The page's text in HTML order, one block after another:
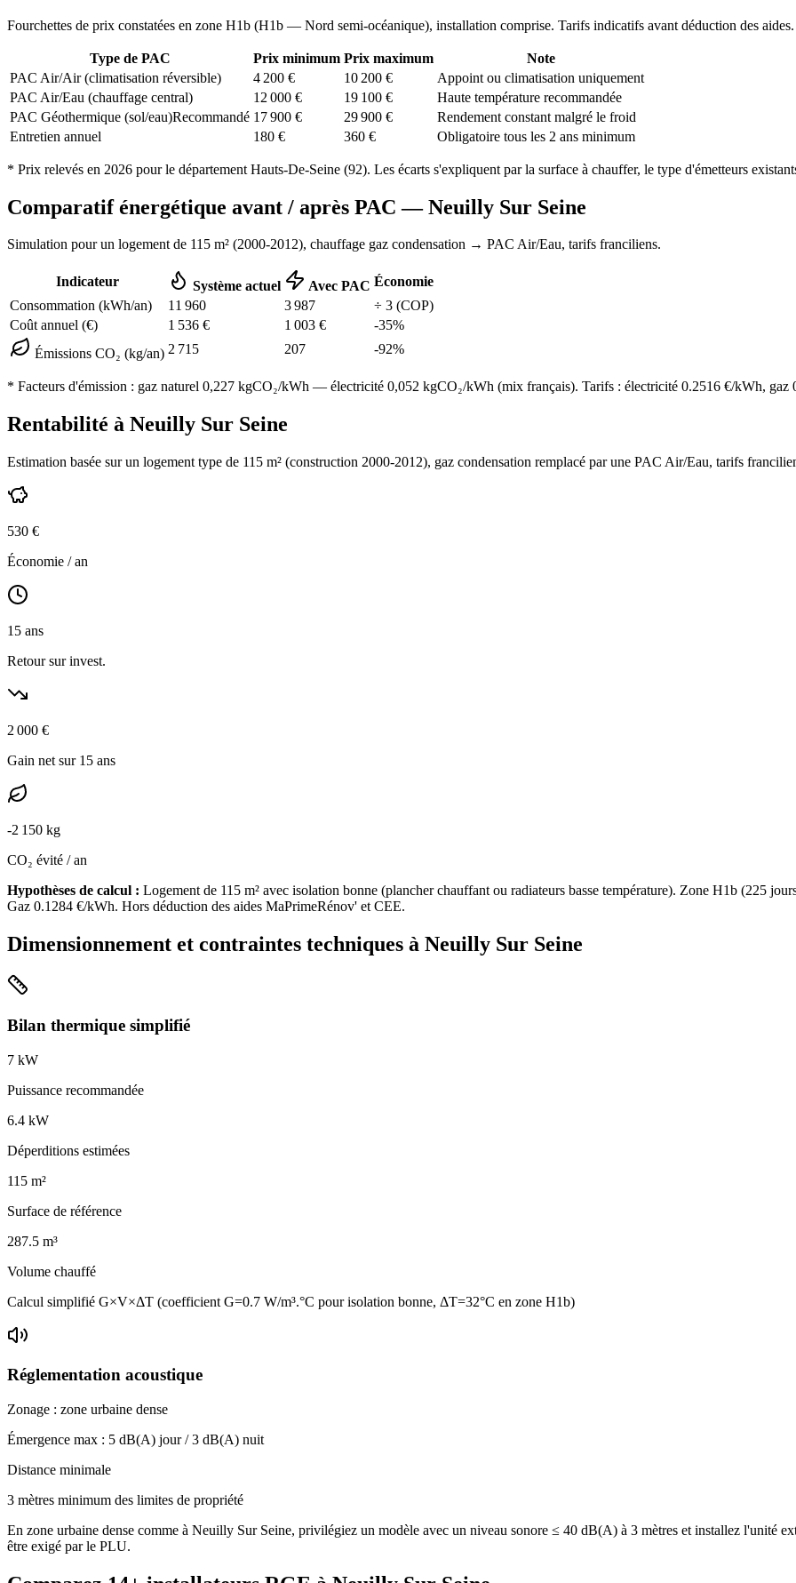
Fourchettes de prix constatées en zone H1b (H1b — Nord semi-océanique), installation comprise. Tarifs indicatifs avant déduction des aides.
Type de PAC Prix minimum Prix maximum
Note
PAC Air/Air (climatisation réversible)
4 200 € 10 200 €
Appoint ou climatisation uniquement
PAC Air/Eau (chauffage central)
12 000 € 19 100 €
Haute température recommandée
PAC Géothermique (sol/eau)Recommandé 17 900 € 29 900 €
Rendement constant malgré le froid
Entretien annuel
180 € 360 € Obligatoire tous les 2 ans minimum
* Prix relevés en 2026 pour le département Hauts-De-Seine (92). Les écarts s'expliquent par la surface à chauffer, le type d'émetteurs
Comparatif énergétique avant / après PAC —Neuilly Sur Seine
Simulation pour un logement de 115 m² (2000-2012), chauffage gaz condensation → PAC Air/Eau, tarifs franciliens.
Indicateur Système actuel Avec PAC Économie
Consommation (kWh/an)
11 960 3 987 ÷ 3 (COP)
Coût annuel (€)
1 536 € 1 003 € -35%
Émissions CO₂ (kg/an) 2 715 207 -92%
* Facteurs d'émission : gaz naturel 0,227 kgCO₂/kWh — électricité 0,052 kgCO₂/kWh (mix français). Tarifs : électricité 0.2516 €/kWh, gaz
Rentabilité à Neuilly Sur Seine
Estimation basée sur un logement type de 115 m² (construction 2000-2012), gaz condensation remplacé par une PAC Air/Eau, tarifs
530 €
Économie / an
15 ans
Retour sur invest.
2 000 €
Gain net sur 15 ans
-2 150 kg
CO₂ évité / an
Hypothèses de calcul : Logement de 115 m² avec isolation bonne (plancher chauffant ou radiateurs basse température). Zone H1b (225
Gaz 0.1284 €/kWh. Hors déduction des aides MaPrimeRénov' et CEE.
Dimensionnement et contraintes techniques à Neuilly Sur Seine
Bilan thermique simplifié
7 kW
Puissance recommandée
6.4 kW
Déperditions estimées
115 m²
Surface de référence
287.5 m³
Volume chauffé
Calcul simplifié G×V×ΔT (coefficient G=0.7 W/m³.°C pour isolation bonne, ΔT=32°C en zone H1b)
Réglementation acoustique
Zonage : zone urbaine dense
Émergence max : 5 dB(A) jour /3 dB(A) nuit
Distance minimale
3 mètres minimum des limites de propriété
En zone urbaine dense comme à Neuilly Sur Seine, privilégiez un modèle avec un niveau sonore ≤ 40 dB(A) à 3 mètres et installez l'unité
être exigé par le PLU.